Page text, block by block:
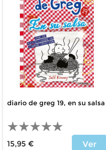
diario de greg 19, en su salsa
15,95 €
Ver